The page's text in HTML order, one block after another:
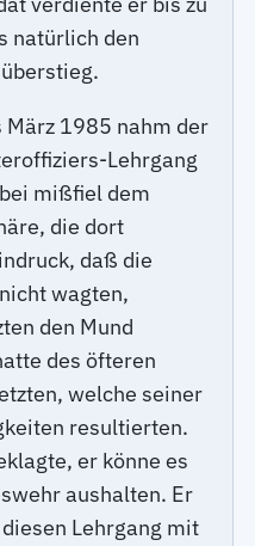
natürlich den
März 1985 nahm der
Lehrgang
mißfiel dem
die dort
daß die
wagten,
den Mund
des öfteren
welche seiner
resultierten.
er könne es
aushalten. Er
Lehrgang mit